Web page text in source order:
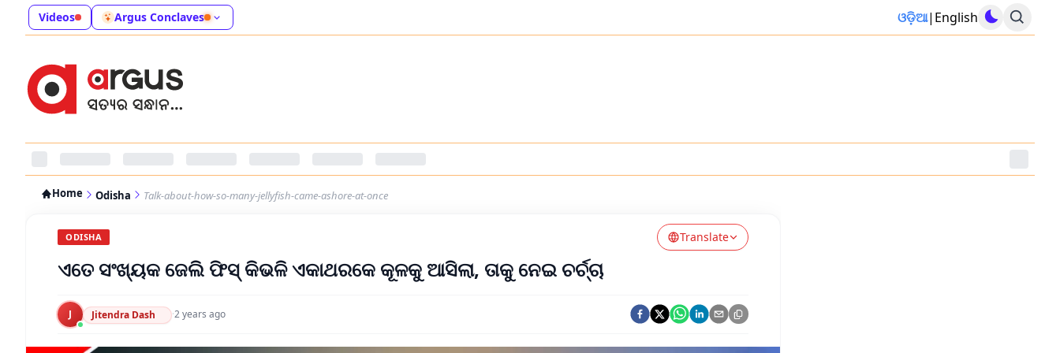
Videos Argus Conclaves ଓଡ଼ିଆ| English
Home Odisha Talk-about-how-so-many-jellyfish-came-ashore-at-once
ODISHA Translate
ଏତେ ସଂଖ୍ୟକ ଜେଲି ଫିସ୍ କିଭଳି ଏକାଥରକେ କୂଳକୁ ଆସିଲା, ତାକୁ ନେଇ ଚର୍ଚ୍ଚା
J Jitendra Dash ·2 years ago